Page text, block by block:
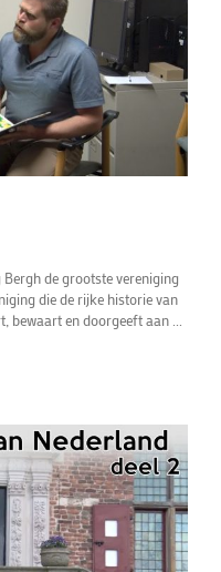
de grootste vereniging
die de rijke historie van
bewaart en doorgeeft aan ...